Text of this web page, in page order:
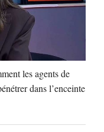
les agents de
dans l’enceinte